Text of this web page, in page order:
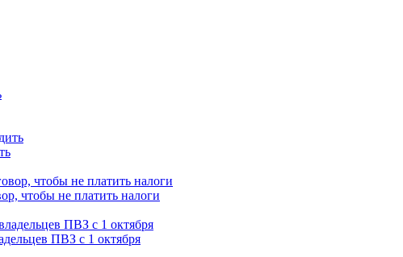
чтобы не платить налоги
ПВЗ с 1 октября